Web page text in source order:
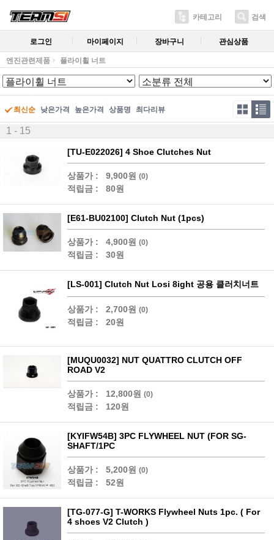
카테고리 검색
로그인 마이페이지 장바구니 관심상품
엔진관련제품 플라이휠 너트
최신순 낮은가격 높은가격 상품명 최다리뷰
1 - 15
[TU-E022026] 4 Shoe Clutches Nut
상품가 : 9,900원 (0)
적립금 : 80원
[E61-BU02100] Clutch Nut (1pcs)
상품가 : 4,900원 (0)
적립금 : 30원
[LS-001] Clutch Nut Losi 8ight 공용 클러치너트
상품가 : 2,700원 (0)
적립금 : 20원
[MUQU0032] NUT QUATTRO CLUTCH OFF
ROAD V2
상품가 : 12,800원 (0)
적립금 : 120원
[KYIFW54B] 3PC FLYWHEEL NUT (FOR SG-
SHAFT/1PC
상품가 : 5,200원 (0)
적립금 : 52원
[TG-077-G] T-WORKS Flywheel Nuts 1pc. ( For
4 shoes V2 Clutch )